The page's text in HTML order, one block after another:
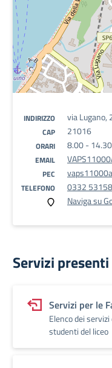
INDIRIZZO via Lugano,
CAP 21016
ORARI 8.00 - 14.30
EMAIL
PEC
TELEFONO
0332
Naviga su
Servizi presenti
Servizi per le
Elenco dei
studenti del liceo